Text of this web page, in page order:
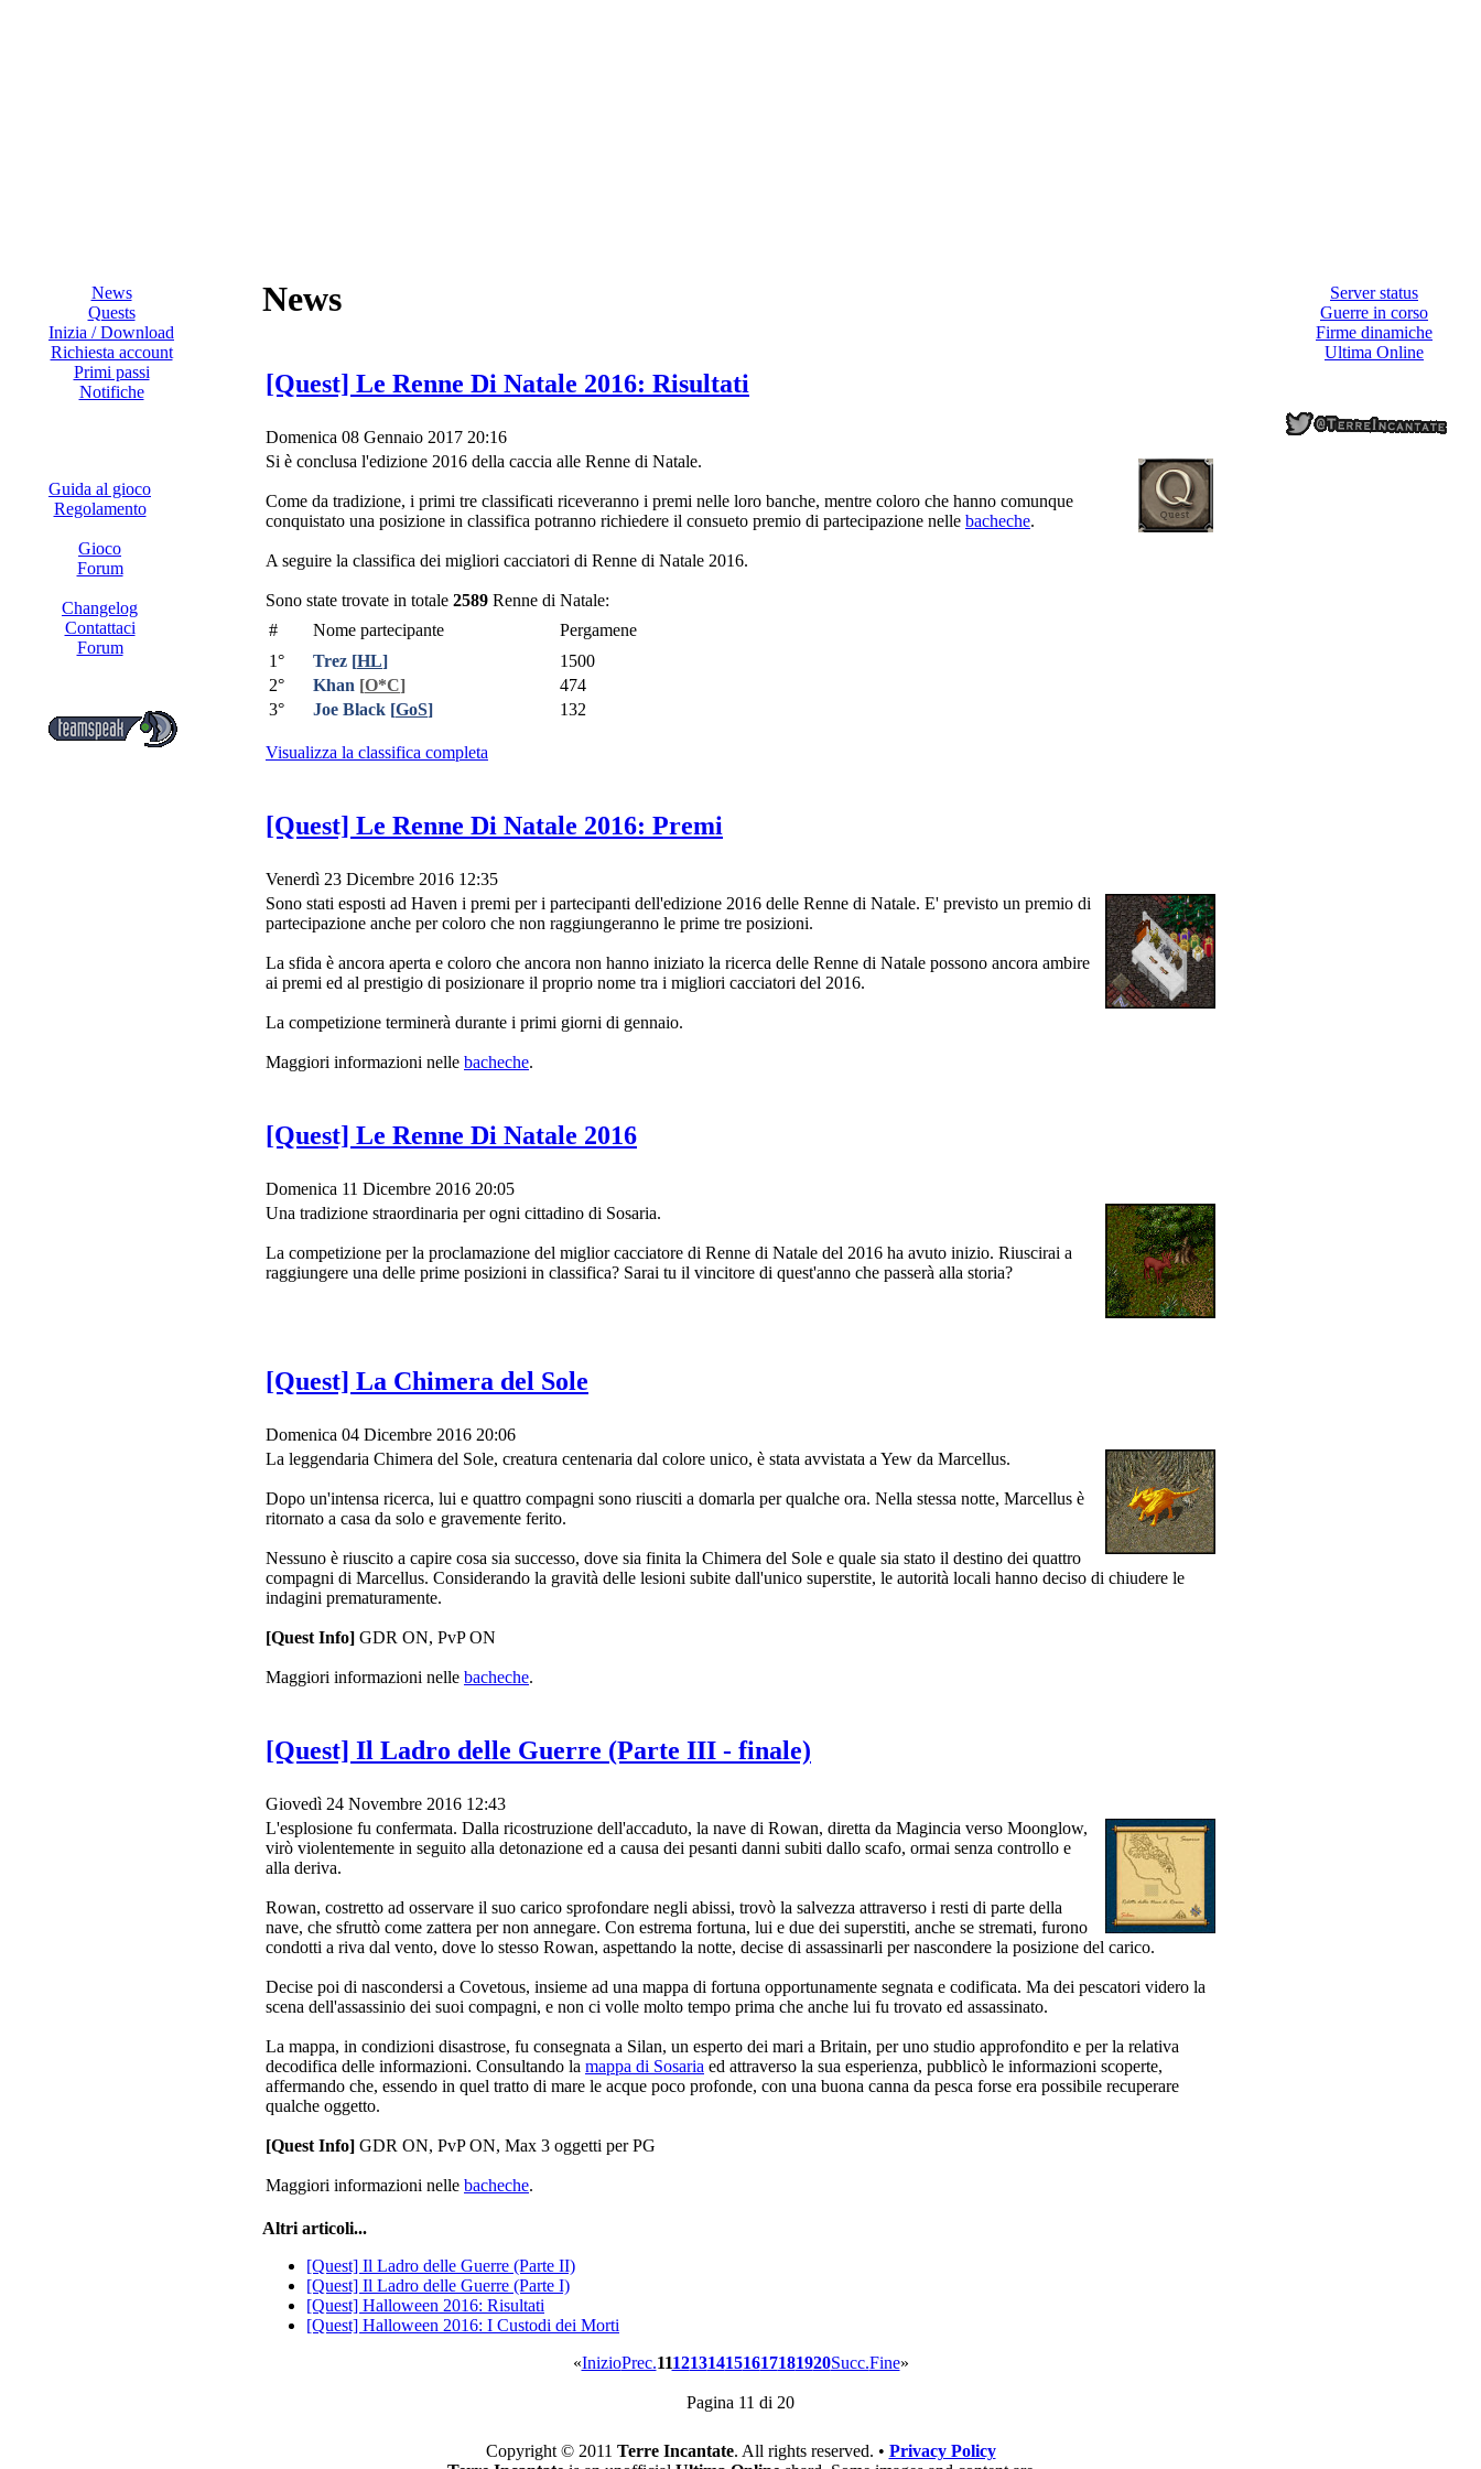
News
Quests
Inizia / Download
Richiesta account
Primi passi
Notifiche
Guida al gioco
Regolamento
Gioco
Forum
Changelog
Contattaci
Forum
News
[Quest] Le Renne Di Natale 2016: Risultati
Domenica 08 Gennaio 2017 20:16
Si è conclusa l'edizione 2016 della caccia alle Renne di Natale.
Come da tradizione, i primi tre classificati riceveranno i premi nelle loro banche, mentre coloro che hanno comunque
conquistato una posizione in classifica potranno richiedere il consueto premio di partecipazione nelle bacheche.
A seguire la classifica dei migliori cacciatori di Renne di Natale 2016.
Sono state trovate in totale 2589 Renne di Natale:
#
Nome partecipante
Pergamene
1°
Trez [HL]
1500
2°
Khan [O*C]
474
3°
Joe Black [GoS] 132
Visualizza la classifica completa
[Quest] Le Renne Di Natale 2016: Premi
Venerdì 23 Dicembre 2016 12:35
Sono stati esposti ad Haven i premi per i partecipanti dell'edizione 2016 delle Renne di Natale. E' previsto un premio di
partecipazione anche per coloro che non raggiungeranno le prime tre posizioni.
La sfida è ancora aperta e coloro che ancora non hanno iniziato la ricerca delle Renne di Natale possono ancora ambire
ai premi ed al prestigio di posizionare il proprio nome tra i migliori cacciatori del 2016.
La competizione terminerà durante i primi giorni di gennaio.
Maggiori informazioni nelle bacheche.
[Quest] Le Renne Di Natale 2016
Domenica 11 Dicembre 2016 20:05
Una tradizione straordinaria per ogni cittadino di Sosaria.
La competizione per la proclamazione del miglior cacciatore di Renne di Natale del 2016 ha avuto inizio. Riuscirai a
raggiungere una delle prime posizioni in classifica? Sarai tu il vincitore di quest'anno che passerà alla storia?
[Quest] La Chimera del Sole
Domenica 04 Dicembre 2016 20:06
La leggendaria Chimera del Sole, creatura centenaria dal colore unico, è stata avvistata a Yew da Marcellus.
Dopo un'intensa ricerca, lui e quattro compagni sono riusciti a domarla per qualche ora. Nella stessa notte, Marcellus è
ritornato a casa da solo e gravemente ferito.
Nessuno è riuscito a capire cosa sia successo, dove sia finita la Chimera del Sole e quale sia stato il destino dei quattro
compagni di Marcellus. Considerando la gravità delle lesioni subite dall'unico superstite, le autorità locali hanno deciso di chiudere le
indagini prematuramente.
[Quest Info] GDR ON, PvP ON
Maggiori informazioni nelle bacheche.
[Quest] Il Ladro delle Guerre (Parte III - finale)
Giovedì 24 Novembre 2016 12:43
L'esplosione fu confermata. Dalla ricostruzione dell'accaduto, la nave di Rowan, diretta da Magincia verso Moonglow,
virò violentemente in seguito alla detonazione ed a causa dei pesanti danni subiti dallo scafo, ormai senza controllo e
alla deriva.
Rowan, costretto ad osservare il suo carico sprofondare negli abissi, trovò la salvezza attraverso i resti di parte della
nave, che sfruttò come zattera per non annegare. Con estrema fortuna, lui e due dei superstiti, anche se stremati, furono
condotti a riva dal vento, dove lo stesso Rowan, aspettando la notte, decise di assassinarli per nascondere la posizione del carico.
Decise poi di nascondersi a Covetous, insieme ad una mappa di fortuna opportunamente segnata e codificata. Ma dei pescatori videro la
scena dell'assassinio dei suoi compagni, e non ci volle molto tempo prima che anche lui fu trovato ed assassinato.
La mappa, in condizioni disastrose, fu consegnata a Silan, un esperto dei mari a Britain, per uno studio approfondito e per la relativa
decodifica delle informazioni. Consultando la mappa di Sosaria ed attraverso la sua esperienza, pubblicò le informazioni scoperte,
affermando che, essendo in quel tratto di mare le acque poco profonde, con una buona canna da pesca forse era possibile recuperare
qualche oggetto.
[Quest Info] GDR ON, PvP ON, Max 3 oggetti per PG
Maggiori informazioni nelle bacheche.
Altri articoli...
[Quest] Il Ladro delle Guerre (Parte II)
[Quest] Il Ladro delle Guerre (Parte I)
[Quest] Halloween 2016: Risultati
[Quest] Halloween 2016: I Custodi dei Morti
«InizioPrec.11121314151617181920Succ.Fine»
Pagina 11 di 20
Copyright © 2011 Terre Incantate. All rights reserved. • Privacy Policy
Server status
Guerre in corso
Firme dinamiche
Ultima Online